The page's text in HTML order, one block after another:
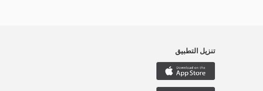
تنزيل التطبيق